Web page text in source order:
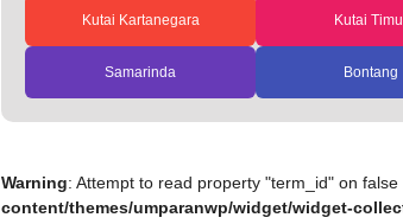
Kutai Kartanegara Kutai
Samarinda Bontang
Warning: Attempt to read property "term_id" on false
content/themes/umparanwp/widget/widget-